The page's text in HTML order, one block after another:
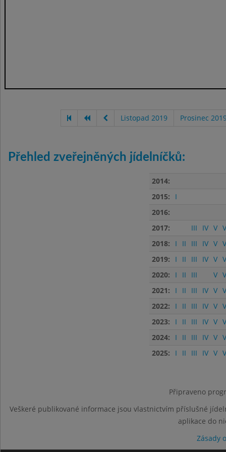
Listopad 2019 Prosinec
Přehled zveřejněných jídelníčků:
2014:
2015:
I
2016:
2017:
III IV V
2018:
I II III IV V
2019:
I II III IV V
2020:
I II III V
2021:
I II III IV V
2022:
I II III IV V
2023:
I II III IV V
2024:
I II III IV V
2025:
I II III IV V
Připraveno
Veškeré publikované informace jsou vlastnictvím příslušné
aplikace do
Zásady